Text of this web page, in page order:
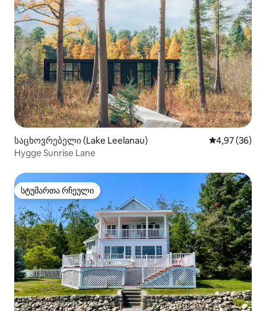
საცხოვრებელი (Lake Leelanau) საშუალო
4,97 (36)
Hygge Sunrise Lane
სტუმართა რჩეული
სტუმართა რჩეული